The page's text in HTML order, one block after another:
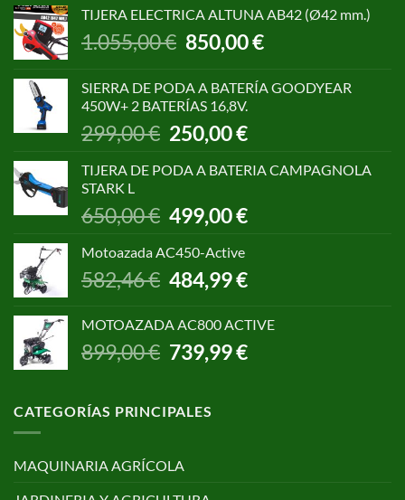
TIJERA ELECTRICA ALTUNA AB42 (Ø42 mm.)
1.055,00€ El
precio
era:
1.055,00 €.
850,00€El
precio
es:
SIERRA DE PODA A BATERÍA GOODYEAR
450W+ 2 BATERÍAS 16,8V.
299,00€ El
precio
original
299,00 €.
250,00€El
precio
actual
250,00 €.
TIJERA DE PODA A BATERIA CAMPAGNOLA
STARK L
650,00€
El
precio
original
650,00 €.
499,00€El
precio
499,00 €.
Motoazada AC450-Active
582,46€
El
precio
era:
582,46 €.
484,99€El
precio
es:
484,99 €.
MOTOAZADA AC800 ACTIVE
899,00€ El
precio
era:
899,00 €.
739,99€El
precio
CATEGORÍAS PRINCIPALES
MAQUINARIA AGRÍCOLA